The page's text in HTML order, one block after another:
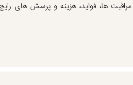
ها، فواید، هزینه و پرسش های رایج